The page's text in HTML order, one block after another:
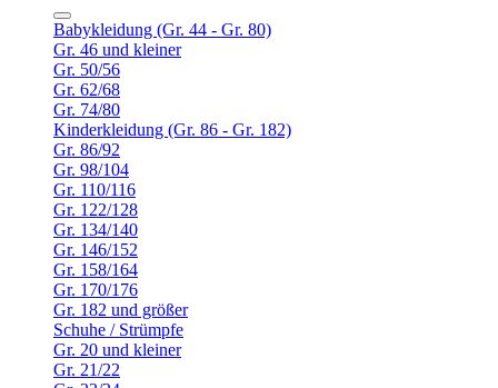
Babykleidung (Gr. 44 - Gr. 80)
Gr. 46 und kleiner
Gr. 50/56
Gr. 62/68
Gr. 74/80
Kinderkleidung (Gr. 86 - Gr. 182)
Gr. 86/92
Gr. 98/104
Gr. 110/116
Gr. 122/128
Gr. 134/140
Gr. 146/152
Gr. 158/164
Gr. 170/176
Gr. 182 und größer
Schuhe / Strümpfe
Gr. 20 und kleiner
Gr. 21/22